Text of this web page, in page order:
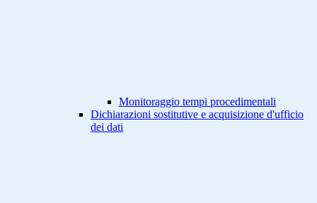
Monitoraggio tempi procedimentali
Dichiarazioni sostitutive e acquisizione d'ufficio
dei dati